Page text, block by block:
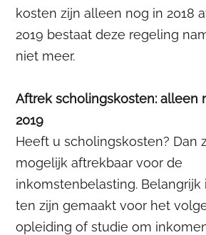
kosten zijn alleen nog in 2018
2019 bestaat deze regeling
niet meer.
Aftrek scholingskosten: alleen
2019
Heeft u scholingskosten? Dan
mogelijk aftrekbaar voor de
inkomstenbelasting. Belangrijk
ten zijn gemaakt voor het
opleiding of studie om